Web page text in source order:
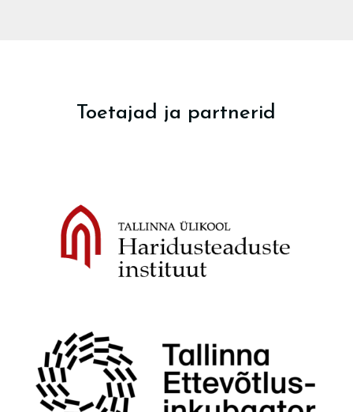
Toetajad ja partnerid